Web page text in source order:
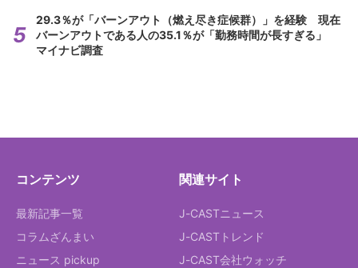
29.3％が「バーンアウト（燃え尽き症候群）」を経験 現在
バーンアウトである人の35.1％が「勤務時間が長すぎる」
マイナビ調査
コンテンツ
最新記事一覧
コラムざんまい
ニュース pickup
関連サイト
J-CASTニュース
J-CASTトレンド
J-CAST会社ウォッチ